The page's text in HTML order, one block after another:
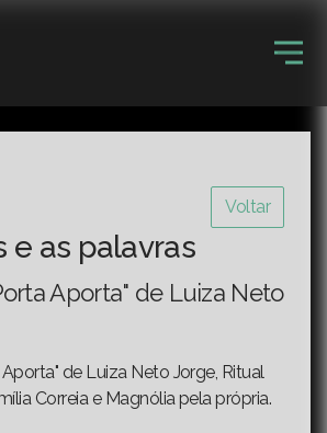
Voltar
e as palavras
Aporta" de Luiza Neto
de Luiza Neto Jorge, Ritual
Correia e Magnólia pela própria.